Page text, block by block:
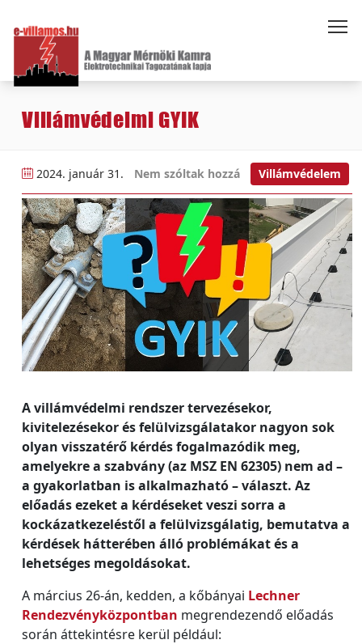
Villámvédelmi GYIK
2024. január 31. Nem szóltak hozzá Villámvédelem
A villámvédelmi rendszer tervezésekor,
kivitelezésekor és felülvizsgálatakor nagyon sok
olyan visszatérő kérdés fogalmazódik meg,
amelyekre a szabvány (az MSZ EN 62305) nem ad –
a gyakorlatban is alkalmazható – választ. Az
előadás ezeket a kérdéseket veszi sorra a
kockázatkezeléstől a felülvizsgálatig, bemutatva a
kérdések hátterében álló problémákat és a
lehetséges megoldásokat.
A március 26-án, kedden, a kőbányai Lechner
Rendezvényközpontban megrendezendő előadás
során áttekintésre kerül például: